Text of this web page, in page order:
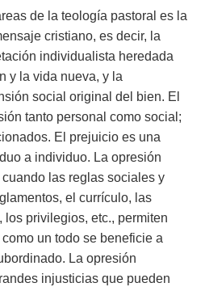
de la teología pastoral es la
cristiano, es decir, la
individualista heredada
y la vida nueva, y la
social original del bien. El
tanto personal como social;
El prejuicio es una
a individuo. La opresión
las reglas sociales y
el currículo, las
privilegios, etc., permiten
un todo se beneficie a
La opresión
injusticias que pueden